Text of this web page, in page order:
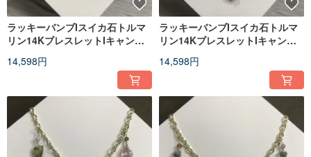
ラッキーバンブIスイカ石トルマ
リン14KブレスレットIキャンデ
14,598円
ラッキーバンブIスイカ石トルマ
リン14KブレスレットIキャンデ
フト
14,598円